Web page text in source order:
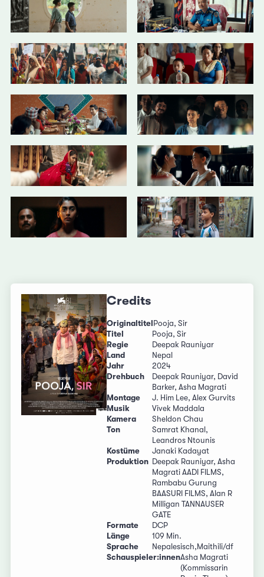
Credits
Originaltitel Pooja, Sir
Titel
Pooja, Sir
Regie
Deepak Rauniyar
Land
Nepal
Jahr
2024
Drehbuch
Deepak Rauniyar, David
Barker, Asha Magrati
Montage
J. Him Lee, Alex Gurvits
Musik
Vivek Maddala
Kamera
Sheldon Chau
Ton
Samrat Khanal,
Leandros Ntounis
Kostüme
Janaki Kadayat
Produktion Deepak Rauniyar, Asha
Magrati AADI FILMS,
Rambabu Gurung
BAASURI FILMS, Alan R
Milligan TANNAUSER
GATE
Formate
DCP
Länge
109 Min.
Sprache
Nepalesisch,Maithili/df
Schauspieler:innenAsha Magrati
(Kommissarin